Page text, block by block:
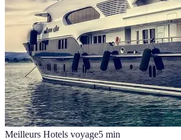
Meilleurs Hotels voyage5 min